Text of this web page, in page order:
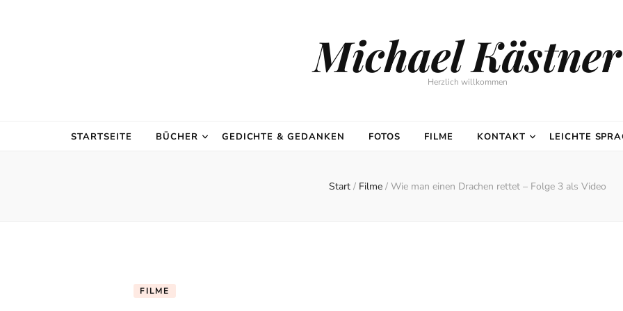
Michael Kästner
Herzlich willkommen
STARTSEITE BÜCHER GEDICHTE & GEDANKEN FOTOS FILME KONTAKT LEICHTE
Start / Filme / Wie man einen Drachen rettet – Folge 3 als Video
FILME